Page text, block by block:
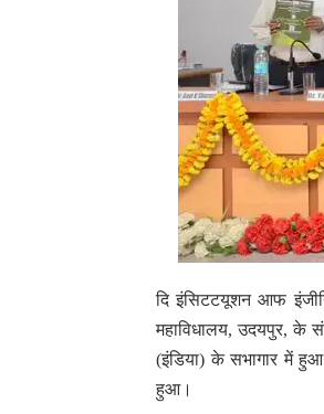
दि इंसिटटयूशन आफ
महाविधालय, उदयपुर, के
(इंडिया) के सभागार में
हुआ।